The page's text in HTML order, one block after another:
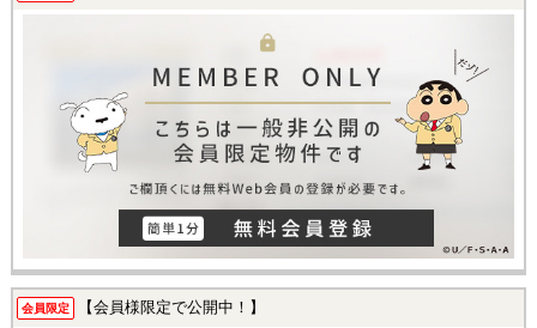
会員限定 【会員様限定で公開中！】